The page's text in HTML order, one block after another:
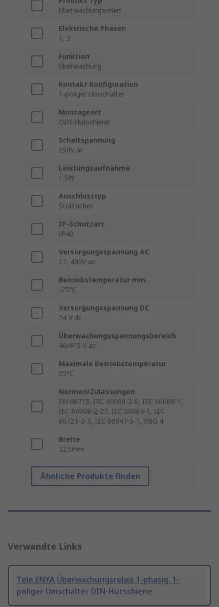
Überwachungsrelais
Elektrische Phasen
1, 3
Funktion
Überwachung
Kontakt Konfiguration
1-poliger Umschalter
Montageart
DIN-Hutschiene
Schaltspannung
250V ac
Leistungsaufnahme
1.5W
Anschlusstyp
Stoßsicher
IP-Schutzart
IP40
Versorgungsspannung AC
12, 400V ac
Betriebstemperatur min.
-25°C
Versorgungsspannung DC
24 V dc
Überwachungsspannungsbereich
40/415 V ac
Maximale Betriebstemperatur
55°C
Normen/Zulassungen
EN 60715, IEC 60068-2-6, IEC 60068-1,
IEC 60068-2-27, IEC 60664-1, IEC
60721-3-3, IEC 60947-5-1, VBG 4
Breite
22.5mm
Ähnliche Produkte finden
Verwandte Links
Tele ENYA Überwachungsrelais 1-phasig, 1-
poliger Umschalter DIN-Hutschiene